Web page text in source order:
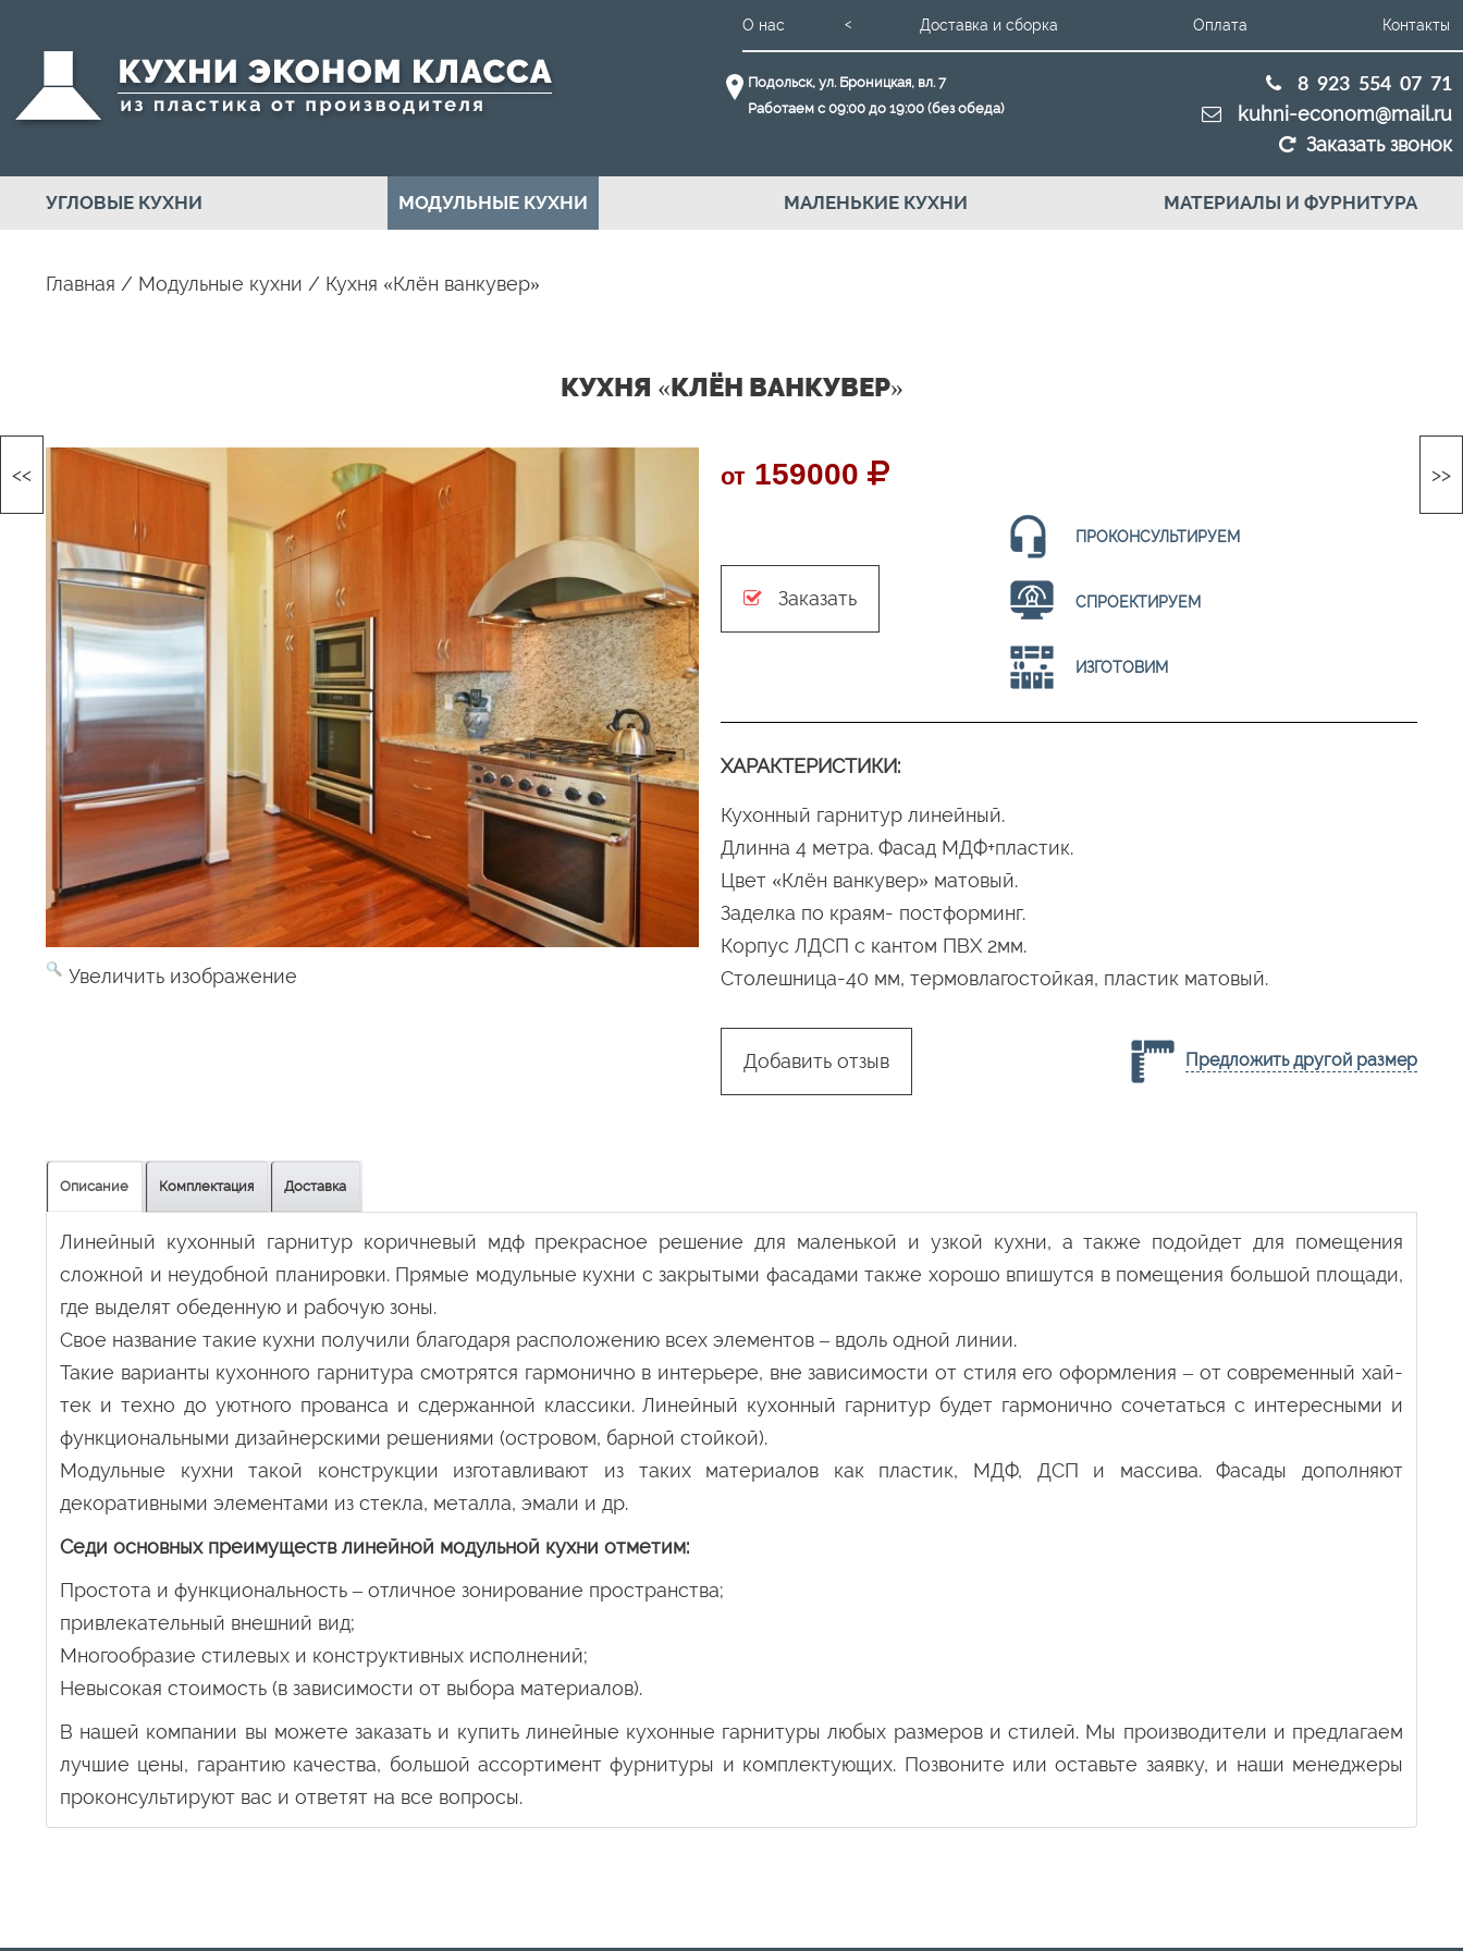
О нас Доставка и сборка Оплата Контакты
Подольск, ул. Броницкая, вл. 7
Работаем с 09:00 до 19:00 (без обеда)
8 923 554 07 71
kuhni-econom@mail.ru
Заказать звонок
УГЛОВЫЕ КУХНИ МОДУЛЬНЫЕ КУХНИ МАЛЕНЬКИЕ КУХНИ МАТЕРИАЛЫ И ФУРНИТУРА
Главная / Модульные кухни / Кухня «Клён ванкувер»
КУХНЯ «КЛЁН ВАНКУВЕР»
Увеличить изображение
от 159000
Заказать
ПРОКОНСУЛЬТИРУЕМ
СПРОЕКТИРУЕМ
ИЗГОТОВИМ
ХАРАКТЕРИСТИКИ:
Кухонный гарнитур линейный.
Длинна 4 метра. Фасад МДФ+пластик.
Цвет «Клён ванкувер» матовый.
Заделка по краям- постформинг.
Корпус ЛДСП с кантом ПВХ 2мм.
Столешница-40 мм, термовлагостойкая, пластик матовый.
Добавить отзыв Предложить другой размер
Описание Комплектация Доставка
Линейный кухонный гарнитур коричневый мдф прекрасное решение для маленькой и узкой кухни, а также подойдет для помещения
сложной и неудобной планировки. Прямые модульные кухни с закрытыми фасадами также хорошо впишутся в помещения большой площади,
где выделят обеденную и рабочую зоны.
Свое название такие кухни получили благодаря расположению всех элементов – вдоль одной линии.
Такие варианты кухонного гарнитура смотрятся гармонично в интерьере, вне зависимости от стиля его оформления – от современный хай-
тек и техно до уютного прованса и сдержанной классики. Линейный кухонный гарнитур будет гармонично сочетаться с интересными и
функциональными дизайнерскими решениями (островом, барной стойкой).
Модульные кухни такой конструкции изготавливают из таких материалов как пластик, МДФ, ДСП и массива. Фасады дополняют
декоративными элементами из стекла, металла, эмали и др.
Седи основных преимуществ линейной модульной кухни отметим:
Простота и функциональность – отличное зонирование пространства;
привлекательный внешний вид;
Многообразие стилевых и конструктивных исполнений;
Невысокая стоимость (в зависимости от выбора материалов).
В нашей компании вы можете заказать и купить линейные кухонные гарнитуры любых размеров и стилей. Мы производители и предлагаем
лучшие цены, гарантию качества, большой ассортимент фурнитуры и комплектующих. Позвоните или оставьте заявку, и наши менеджеры
проконсультируют вас и ответят на все вопросы.
>>
<<